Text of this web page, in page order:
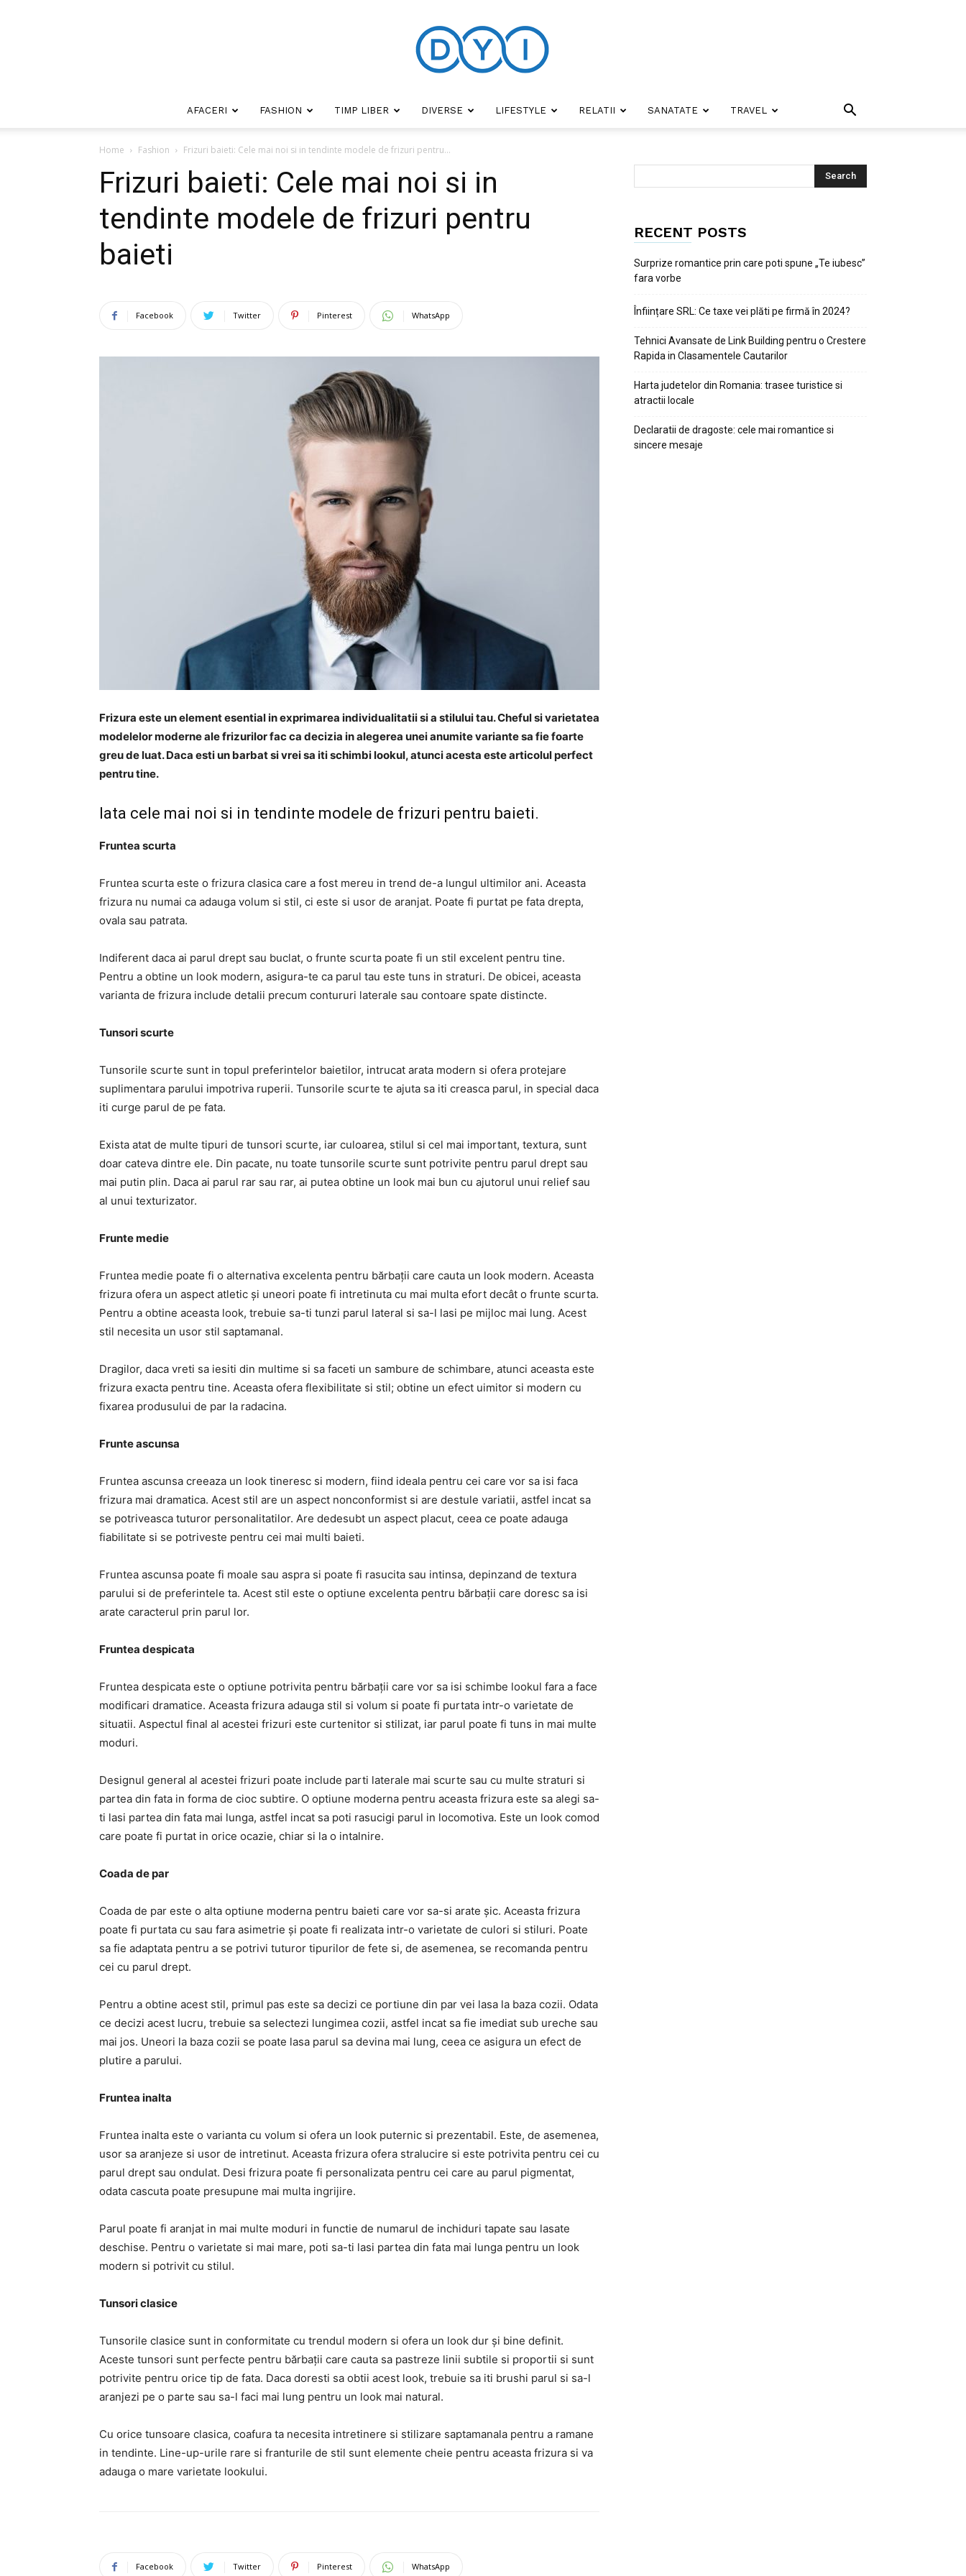
AFACERI FASHION TIMP LIBER DIVERSE LIFESTYLE RELATII SANATATE TRAVEL
Home Fashion Frizuri baieti: Cele mai noi si in tendinte modele de frizuri pentru...
Frizuri baieti: Cele mai noi si in
tendinte modele de frizuri pentru
baieti
Facebook Twitter Pinterest WhatsApp
Frizura este un element esential in exprimarea individualitatii si a stilului tau. Cheful si varietatea
modelelor moderne ale frizurilor fac ca decizia in alegerea unei anumite variante sa fie foarte
greu de luat. Daca esti un barbat si vrei sa iti schimbi lookul, atunci acesta este articolul perfect
pentru tine.
Iata cele mai noi si in tendinte modele de frizuri pentru baieti.
Fruntea scurta
Fruntea scurta este o frizura clasica care a fost mereu in trend de-a lungul ultimilor ani. Aceasta
frizura nu numai ca adauga volum si stil, ci este si usor de aranjat. Poate fi purtat pe fata drepta,
ovala sau patrata.
Indiferent daca ai parul drept sau buclat, o frunte scurta poate fi un stil excelent pentru tine.
Pentru a obtine un look modern, asigura-te ca parul tau este tuns in straturi. De obicei, aceasta
varianta de frizura include detalii precum contururi laterale sau contoare spate distincte.
Tunsori scurte
Tunsorile scurte sunt in topul preferintelor baietilor, intrucat arata modern si ofera protejare
suplimentara parului impotriva ruperii. Tunsorile scurte te ajuta sa iti creasca parul, in special daca
iti curge parul de pe fata.
Exista atat de multe tipuri de tunsori scurte, iar culoarea, stilul si cel mai important, textura, sunt
doar cateva dintre ele. Din pacate, nu toate tunsorile scurte sunt potrivite pentru parul drept sau
mai putin plin. Daca ai parul rar sau rar, ai putea obtine un look mai bun cu ajutorul unui relief sau
al unui texturizator.
Frunte medie
Fruntea medie poate fi o alternativa excelenta pentru bărbații care cauta un look modern. Aceasta
frizura ofera un aspect atletic și uneori poate fi intretinuta cu mai multa efort decât o frunte scurta.
Pentru a obtine aceasta look, trebuie sa-ti tunzi parul lateral si sa-l lasi pe mijloc mai lung. Acest
stil necesita un usor stil saptamanal.
Dragilor, daca vreti sa iesiti din multime si sa faceti un sambure de schimbare, atunci aceasta este
frizura exacta pentru tine. Aceasta ofera flexibilitate si stil; obtine un efect uimitor si modern cu
fixarea produsului de par la radacina.
Frunte ascunsa
Fruntea ascunsa creeaza un look tineresc si modern, fiind ideala pentru cei care vor sa isi faca
frizura mai dramatica. Acest stil are un aspect nonconformist si are destule variatii, astfel incat sa
se potriveasca tuturor personalitatilor. Are dedesubt un aspect placut, ceea ce poate adauga
fiabilitate si se potriveste pentru cei mai multi baieti.
Fruntea ascunsa poate fi moale sau aspra si poate fi rasucita sau intinsa, depinzand de textura
parului si de preferintele ta. Acest stil este o optiune excelenta pentru bărbații care doresc sa isi
arate caracterul prin parul lor.
Fruntea despicata
Fruntea despicata este o optiune potrivita pentru bărbații care vor sa isi schimbe lookul fara a face
modificari dramatice. Aceasta frizura adauga stil si volum si poate fi purtata intr-o varietate de
situatii. Aspectul final al acestei frizuri este curtenitor si stilizat, iar parul poate fi tuns in mai multe
moduri.
Designul general al acestei frizuri poate include parti laterale mai scurte sau cu multe straturi si
partea din fata in forma de cioc subtire. O optiune moderna pentru aceasta frizura este sa alegi sa-
ti lasi partea din fata mai lunga, astfel incat sa poti rasucigi parul in locomotiva. Este un look comod
care poate fi purtat in orice ocazie, chiar si la o intalnire.
Coada de par
Coada de par este o alta optiune moderna pentru baieti care vor sa-si arate șic. Aceasta frizura
poate fi purtata cu sau fara asimetrie și poate fi realizata intr-o varietate de culori si stiluri. Poate
sa fie adaptata pentru a se potrivi tuturor tipurilor de fete si, de asemenea, se recomanda pentru
cei cu parul drept.
Pentru a obtine acest stil, primul pas este sa decizi ce portiune din par vei lasa la baza cozii. Odata
ce decizi acest lucru, trebuie sa selectezi lungimea cozii, astfel incat sa fie imediat sub ureche sau
mai jos. Uneori la baza cozii se poate lasa parul sa devina mai lung, ceea ce asigura un efect de
plutire a parului.
Fruntea inalta
Fruntea inalta este o varianta cu volum si ofera un look puternic si prezentabil. Este, de asemenea,
usor sa aranjeze si usor de intretinut. Aceasta frizura ofera stralucire si este potrivita pentru cei cu
parul drept sau ondulat. Desi frizura poate fi personalizata pentru cei care au parul pigmentat,
odata cascuta poate presupune mai multa ingrijire.
Parul poate fi aranjat in mai multe moduri in functie de numarul de inchiduri tapate sau lasate
deschise. Pentru o varietate si mai mare, poti sa-ti lasi partea din fata mai lunga pentru un look
modern si potrivit cu stilul.
Tunsori clasice
Tunsorile clasice sunt in conformitate cu trendul modern si ofera un look dur și bine definit.
Aceste tunsori sunt perfecte pentru bărbații care cauta sa pastreze linii subtile si proportii si sunt
potrivite pentru orice tip de fata. Daca doresti sa obtii acest look, trebuie sa iti brushi parul si sa-l
aranjezi pe o parte sau sa-l faci mai lung pentru un look mai natural.
Cu orice tunsoare clasica, coafura ta necesita intretinere si stilizare saptamanala pentru a ramane
in tendinte. Line-up-urile rare si franturile de stil sunt elemente cheie pentru aceasta frizura si va
adauga o mare varietate lookului.
Facebook Twitter Pinterest WhatsApp
RECENT POSTS
Surprize romantice prin care poti spune „Te iubesc”
fara vorbe
Înființare SRL: Ce taxe vei plăti pe firmă în 2024?
Tehnici Avansate de Link Building pentru o Crestere
Rapida in Clasamentele Cautarilor
Harta judetelor din Romania: trasee turistice si
atractii locale
Declaratii de dragoste: cele mai romantice si
sincere mesaje